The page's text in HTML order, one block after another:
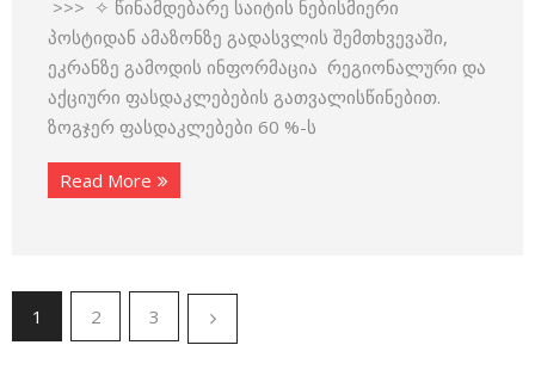
>>> ✧ წინამდებარე საიტის ნებისმიერი
პოსტიდან ამაზონზე გადასვლის შემთხვევაში,
ეკრანზე გამოდის ინფორმაცია რეგიონალური და
აქციური ფასდაკლებების გათვალისწინებით.
ზოგჯერ ფასდაკლებები 60 %-ს
Read More
1 2 3